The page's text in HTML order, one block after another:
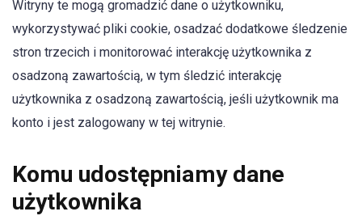
Witryny te mogą gromadzić dane o użytkowniku,
wykorzystywać pliki cookie, osadzać dodatkowe śledzenie
stron trzecich i monitorować interakcję użytkownika z
osadzoną zawartością, w tym śledzić interakcję
użytkownika z osadzoną zawartością, jeśli użytkownik ma
konto i jest zalogowany w tej witrynie.
Komu udostępniamy dane
użytkownika